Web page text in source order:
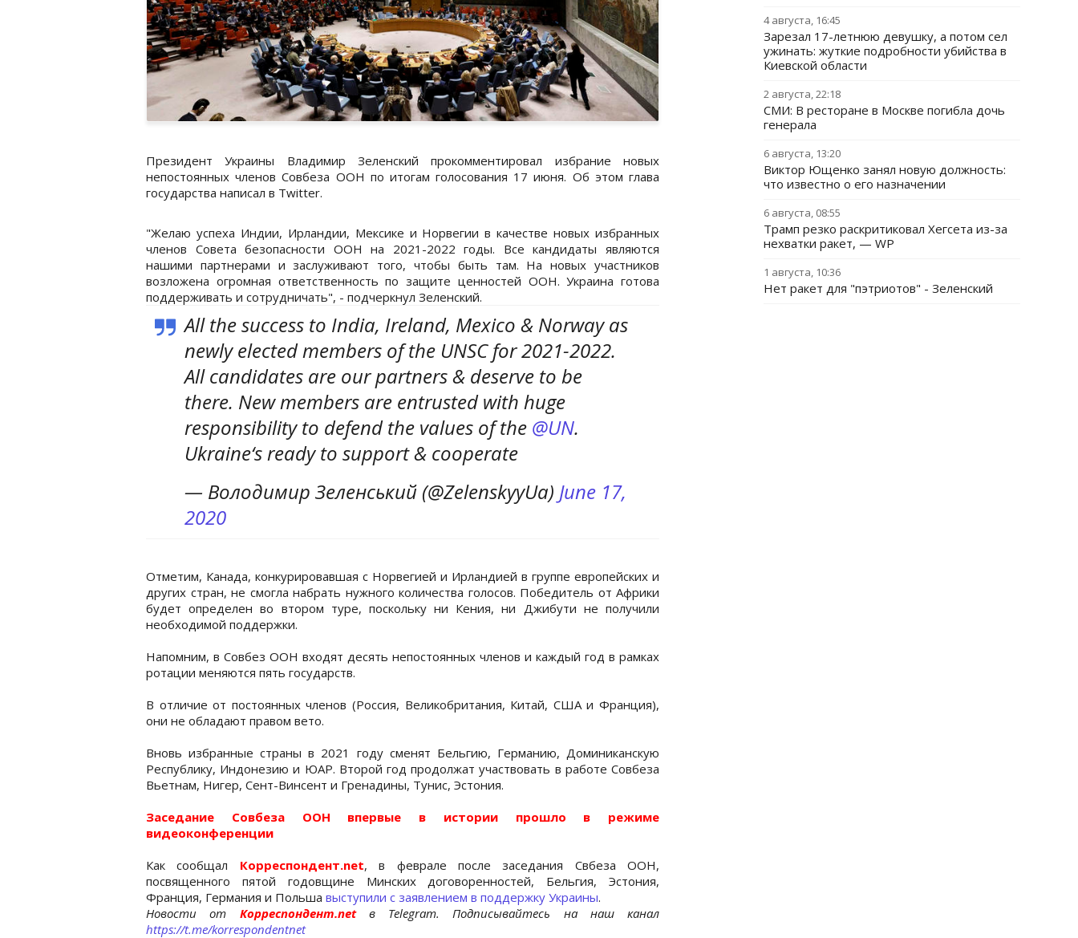
Президент Украины Владимир Зеленский прокомментировал избрание новых
непостоянных членов Совбеза ООН по итогам голосования 17 июня. Об этом глава
государства написал в Twitter.
"Желаю успеха Индии, Ирландии, Мексике и Норвегии в качестве новых избранных
членов Совета безопасности ООН на 2021-2022 годы. Все кандидаты являются
нашими партнерами и заслуживают того, чтобы быть там. На новых участников
возложена огромная ответственность по защите ценностей ООН. Украина готова
поддерживать и сотрудничать", - подчеркнул Зеленский.
All the success to India, Ireland, Mexico & Norway as
newly elected members of the UNSC for 2021-2022.
All candidates are our partners & deserve to be
there. New members are entrusted with huge
responsibility to defend the values of the @UN.
Ukraine‘s ready to support & cooperate
— Володимир Зеленський (@ZelenskyyUa) June 17,
2020
Отметим, Канада, конкурировавшая с Норвегией и Ирландией в группе европейских и
других стран, не смогла набрать нужного количества голосов. Победитель от Африки
будет определен во втором туре, поскольку ни Кения, ни Джибути не получили
необходимой поддержки.
Напомним, в Совбез ООН входят десять непостоянных членов и каждый год в рамках
ротации меняются пять государств.
В отличие от постоянных членов (Россия, Великобритания, Китай, США и Франция),
они не обладают правом вето.
Вновь избранные страны в 2021 году сменят Бельгию, Германию, Доминиканскую
Республику, Индонезию и ЮАР. Второй год продолжат участвовать в работе Совбеза
Вьетнам, Нигер, Сент-Винсент и Гренадины, Тунис, Эстония.
Заседание Совбеза ООН впервые в истории прошло в режиме
видеоконференции
Как сообщал Корреспондент.net, в феврале после заседания Свбеза ООН,
посвященного пятой годовщине Минских договоренностей, Бельгия, Эстония,
Франция, Германия и Польша выступили с заявлением в поддержку Украины.
Новости от Корреспондент.net в Telegram. Подписывайтесь на наш канал
https://t.me/korrespondentnet
4 августа, 16:45
Зарезал 17-летнюю девушку, а потом сел
ужинать: жуткие подробности убийства в
Киевской области
2 августа, 22:18
СМИ: В ресторане в Москве погибла дочь
генерала
6 августа, 13:20
Виктор Ющенко занял новую должность:
что известно о его назначении
6 августа, 08:55
Трамп резко раскритиковал Хегсета из-за
нехватки ракет, — WP
1 августа, 10:36
Нет ракет для "пэтриотов" - Зеленский